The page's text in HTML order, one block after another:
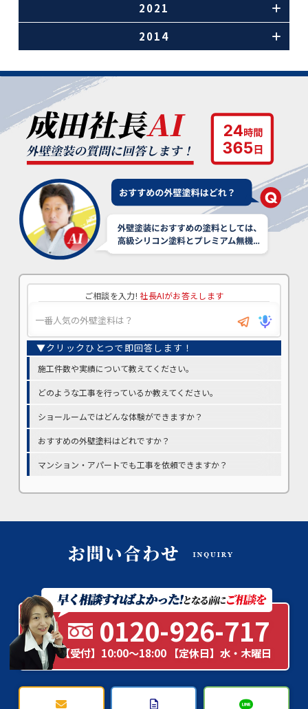
2021
2014
ご相談を入力! 社長AIがお答えします
施工件数や実績について教えてください。
どのような工事を行っているか教えてください。
ショールームではどんな体験ができますか？
おすすめの外壁塗料はどれですか？
マンション・アパートでも工事を依頼できますか？
0120-926-717
【受付】10:00～18:00 【定休日】水・木曜日